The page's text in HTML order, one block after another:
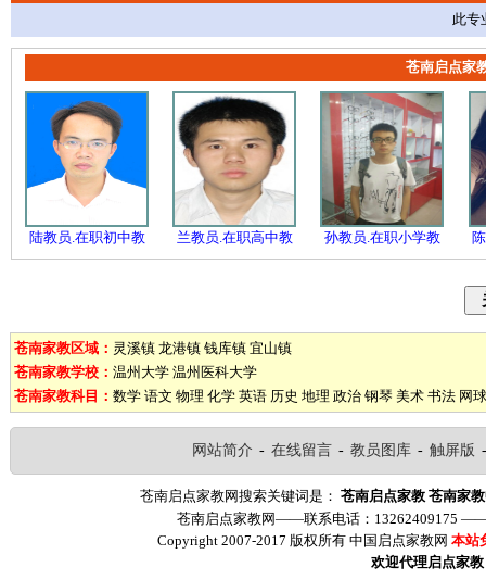
此专
苍南启点家
陆教员.在职初中教 兰教员.在职高中教 孙教员.在职小学教
苍南家教区域： 灵溪镇 龙港镇 钱库镇 宜山镇
苍南家教学校： 温州大学 温州医科大学
苍南家教科目： 数学 语文 物理 化学 英语 历史 地理 政治 钢琴 美术 书法 网球
网站简介 - 在线留言 - 教员图库 - 触屏版
苍南启点家教网搜索关键词是： 苍南启点家教 苍南家
苍南启点家教网——联系电话：13262409175
Copyright 2007-2017 版权所有 中国启点家教网 本站
欢迎代理启点家